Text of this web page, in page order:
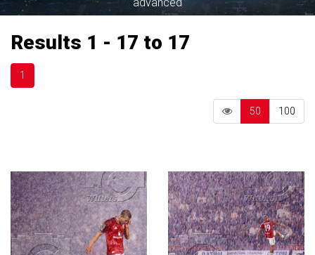
Results 1 - 17 to 17
1
50 100